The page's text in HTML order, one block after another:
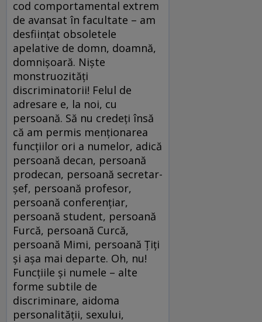
cod comportamental extrem
de avansat în facultate – am
desființat obsoletele
apelative de domn, doamnă,
domnișoară. Niște
monstruozități
discriminatorii! Felul de
adresare e, la noi, cu
persoană. Să nu credeți însă
că am permis menționarea
funcțiilor ori a numelor, adică
persoană decan, persoană
prodecan, persoană secretar-
șef, persoană profesor,
persoană conferențiar,
persoană student, persoană
Furcă, persoană Curcă,
persoană Mimi, persoană Țiți
și așa mai departe. Oh, nu!
Funcțiile și numele – alte
forme subtile de
discriminare, aidoma
personalității, sexului,